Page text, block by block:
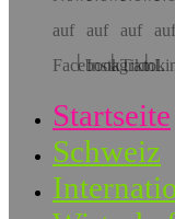
Startseite
Schweiz